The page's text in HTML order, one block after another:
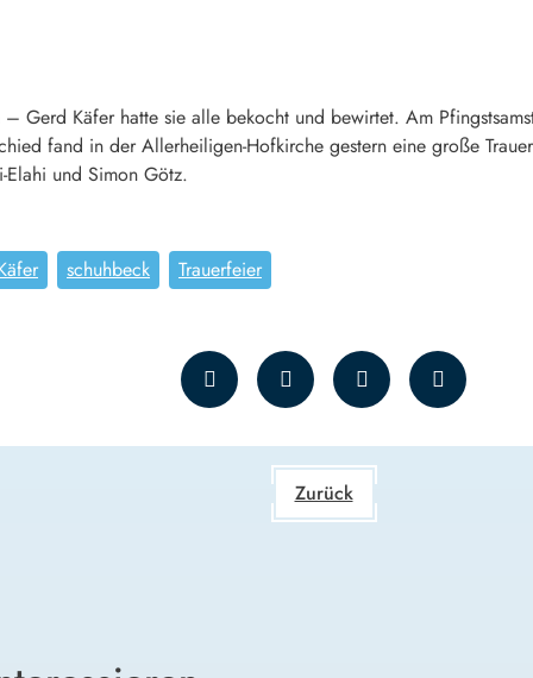
Gerd Käfer hatte sie alle bekocht und bewirtet. Am
fand in der Allerheiligen-Hofkirche gestern eine große
Elahi und Simon Götz.
schuhbeck Trauerfeier
Zurück